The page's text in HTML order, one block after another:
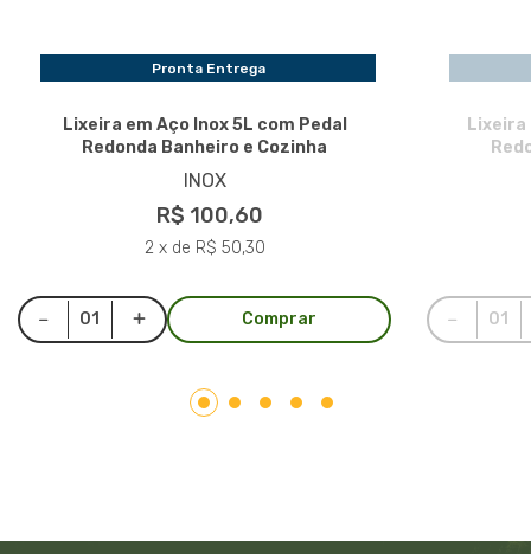
Pronta Entrega
Lixeira em Aço Inox 5L com Pedal
Redonda Banheiro e Cozinha
INOX
R$ 100,60
2 x de R$ 50,30
Comprar
Lixeira